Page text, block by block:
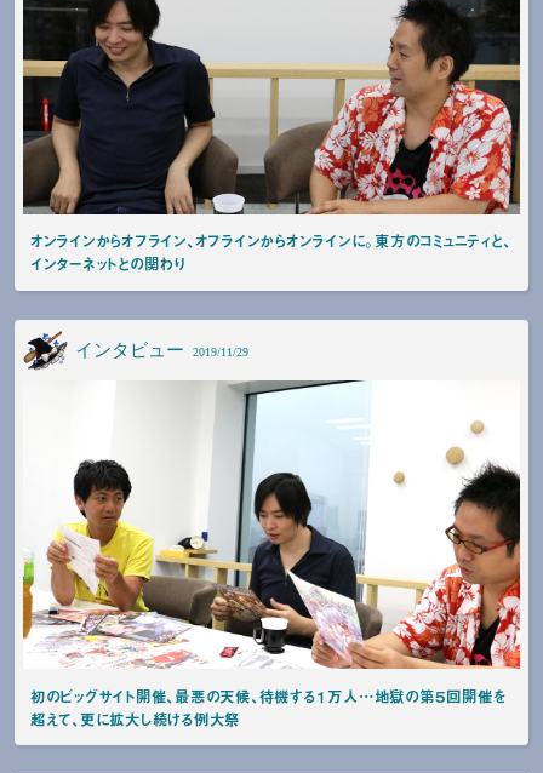
オンラインからオフライン、オフラインからオンラインに。東方のコミュニティと、
インターネットとの関わり
インタビュー 2019/11/29
初のビッグサイト開催、最悪の天候、待機する１万人…地獄の第５回開催を
超えて、更に拡大し続ける例大祭